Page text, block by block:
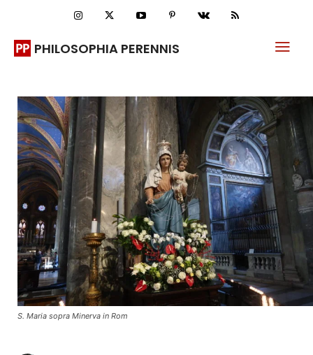
PHILOSOPHIA PERENNIS
S. Maria sopra Minerva in Rom